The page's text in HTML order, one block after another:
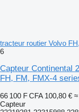
tracteur routier Volvo
6
Capteur Continental
FH, FM, FMX-4
66 100 F CFA 100,80 €
Capteur